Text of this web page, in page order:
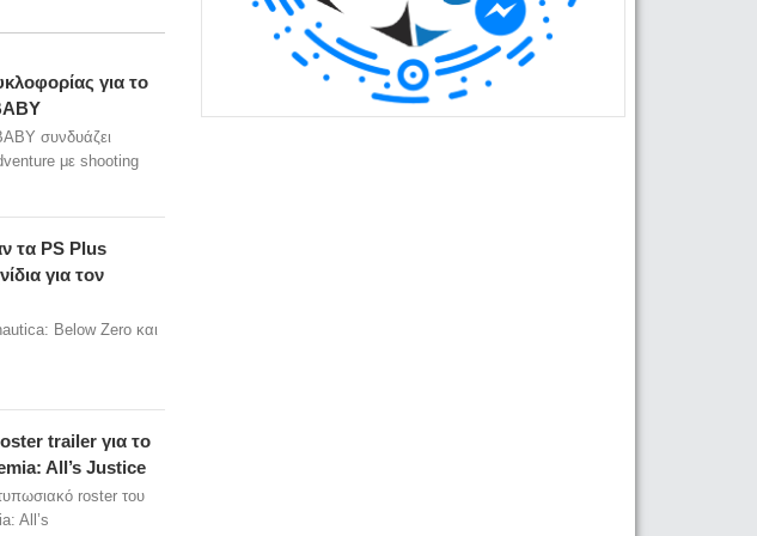
για το
συνδυάζει
με shooting
τα PS Plus
για τον
Below Zero και
trailer για το
All’s Justice
roster του
All’s